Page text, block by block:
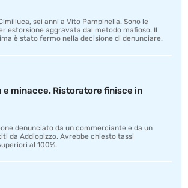
sei anni a Vito Pampinella. Sono le
estorsione aggravata dal metodo mafioso. Il
è stato fermo nella decisione di denunciare.
e minacce. Ristoratore finisce in
denunciato da un commerciante e da un
da Addiopizzo. Avrebbe chiesto tassi
al 100%.